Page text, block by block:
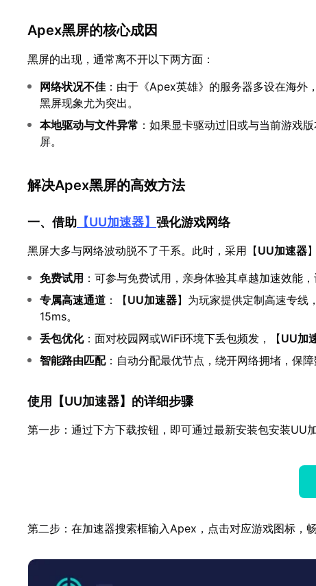
Apex黑屏的核心成因
黑屏的出现，通常离不开以下两方面：
网络状况不佳 ：由于《Apex英雄》的服务器多设在海外
黑屏现象尤为突出。
本地驱动与文件异常 ：如果显卡驱动过旧或与当前游戏
屏。
解决Apex黑屏的高效方法
一、借助 【UU加速器】 强化游戏网络
黑屏大多与网络波动脱不了干系。此时，采用【UU加速器
免费试用 ：可参与免费试用，亲身体验其卓越加速效能，
专属高速通道 ：【UU加速器】为玩家提供定制高速专线
15ms。
丢包优化：面对校园网或WiFi环境下丢包频发，【UU加
智能路由匹配：自动分配最优节点，绕开网络拥堵，保障
使用【UU加速器】的详细步骤
第一步：通过下方下载按钮，即可通过最新安装包安装UU加
第二步：在加速器搜索框输入Apex，点击对应游戏图标，畅